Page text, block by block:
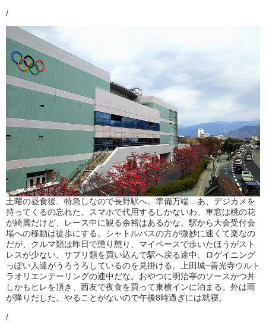
/
土曜の昼食後、特急しなので長野駅へ。準備万端…あ、デジカメを
持ってくるの忘れた。スマホで代用するしかないわ。車窓は桃の花
が綺麗だけど、レース中に観る余裕はあるかな。駅から大会受付会
場への移動は徒歩にする。シャトルバスの方が微妙に速くて楽なの
だが、クルマ類は昨日で懲り懲り、マイペースで歩いたほうがスト
レスが少ない。サプリ類を買い込んで駅へ戻る途中、ロゲイニング
っぽい人達がうろうろしているのを見掛ける。上田城−善光寺ウルト
ラオリエンテーリングの連中だな。おやつに明治亭のソースかつ丼
しかもヒレを頂き、西友で夜食を買って東横インに泊まる。外は雨
が降りだした。やることがないので午後8時過ぎには就寝。
/